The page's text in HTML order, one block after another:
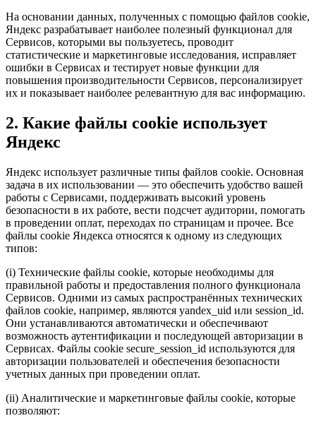
На основании данных, полученных с помощью файлов cookie,
Яндекс разрабатывает наиболее полезный функционал для
Сервисов, которыми вы пользуетесь, проводит
статистические и маркетинговые исследования, исправляет
ошибки в Сервисах и тестирует новые функции для
повышения производительности Сервисов, персонализирует
их и показывает наиболее релевантную для вас информацию.
2. Какие файлы cookie использует
Яндекс
Яндекс использует различные типы файлов cookie. Основная
задача в их использовании — это обеспечить удобство вашей
работы с Сервисами, поддерживать высокий уровень
безопасности в их работе, вести подсчет аудитории, помогать
в проведении оплат, переходах по страницам и прочее. Все
файлы cookie Яндекса относятся к одному из следующих
типов:
(i) Технические файлы cookie, которые необходимы для
правильной работы и предоставления полного функционала
Сервисов. Одними из самых распространённых технических
файлов cookie, например, являются yandex_uid или session_id.
Они устанавливаются автоматически и обеспечивают
возможность аутентификации и последующей авторизации в
Сервисах. Файлы сookie secure_session_id используются для
авторизации пользователей и обеспечения безопасности
учетных данных при проведении оплат.
(ii) Аналитические и маркетинговые файлы cookie, которые
позволяют: